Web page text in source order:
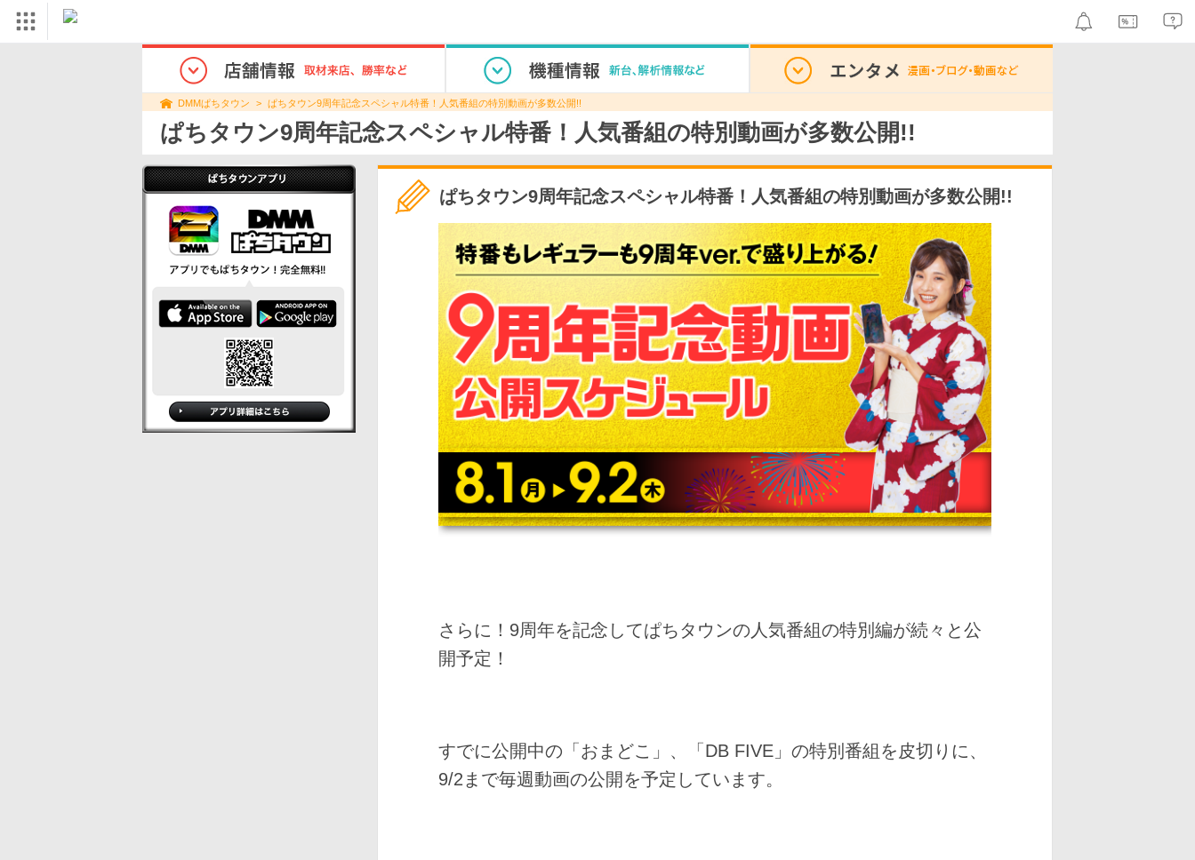
DMMぱちタウン ぱちタウン9周年記念スペシャル特番！人気番組の特別動画が多数公開!!
ぱちタウン9周年記念スペシャル特番！人気番組の特別動画が多数公開!!
ぱちタウン9周年記念スペシャル特番！人気番組の特別動画が多数公開!!
さらに！9周年を記念してぱちタウンの人気番組の特別編が続々と公
開予定！
すでに公開中の「おまどこ」、「DB FIVE」の特別番組を皮切りに、
9/2まで毎週動画の公開を予定しています。